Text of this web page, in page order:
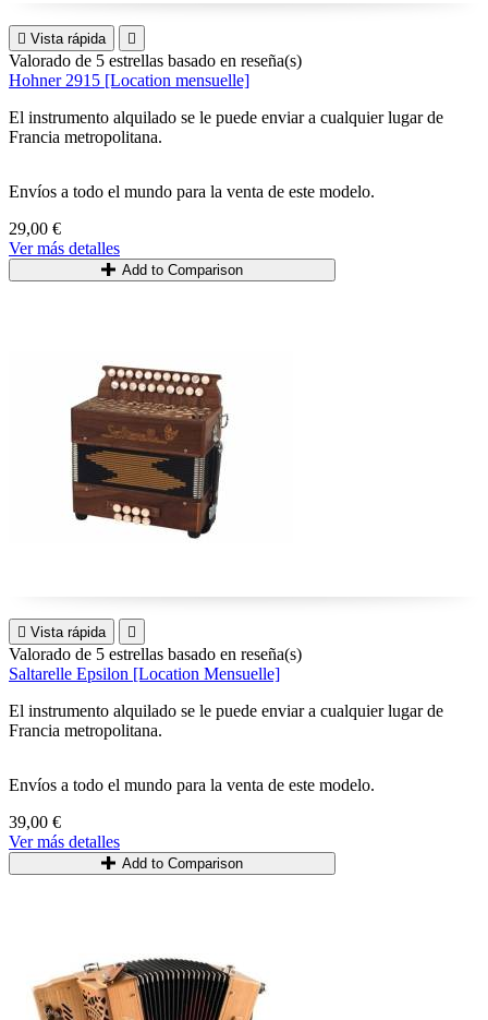
 Vista rápida 
Valorado de 5 estrellas basado en reseña(s)
Hohner 2915 [Location mensuelle]
El instrumento alquilado se le puede enviar a cualquier lugar de
Francia metropolitana.
Envíos a todo el mundo para la venta de este modelo.
29,00 €
Ver más detalles
Add to Comparison
 Vista rápida 
Valorado de 5 estrellas basado en reseña(s)
Saltarelle Epsilon [Location Mensuelle]
El instrumento alquilado se le puede enviar a cualquier lugar de
Francia metropolitana.
Envíos a todo el mundo para la venta de este modelo.
39,00 €
Ver más detalles
Add to Comparison